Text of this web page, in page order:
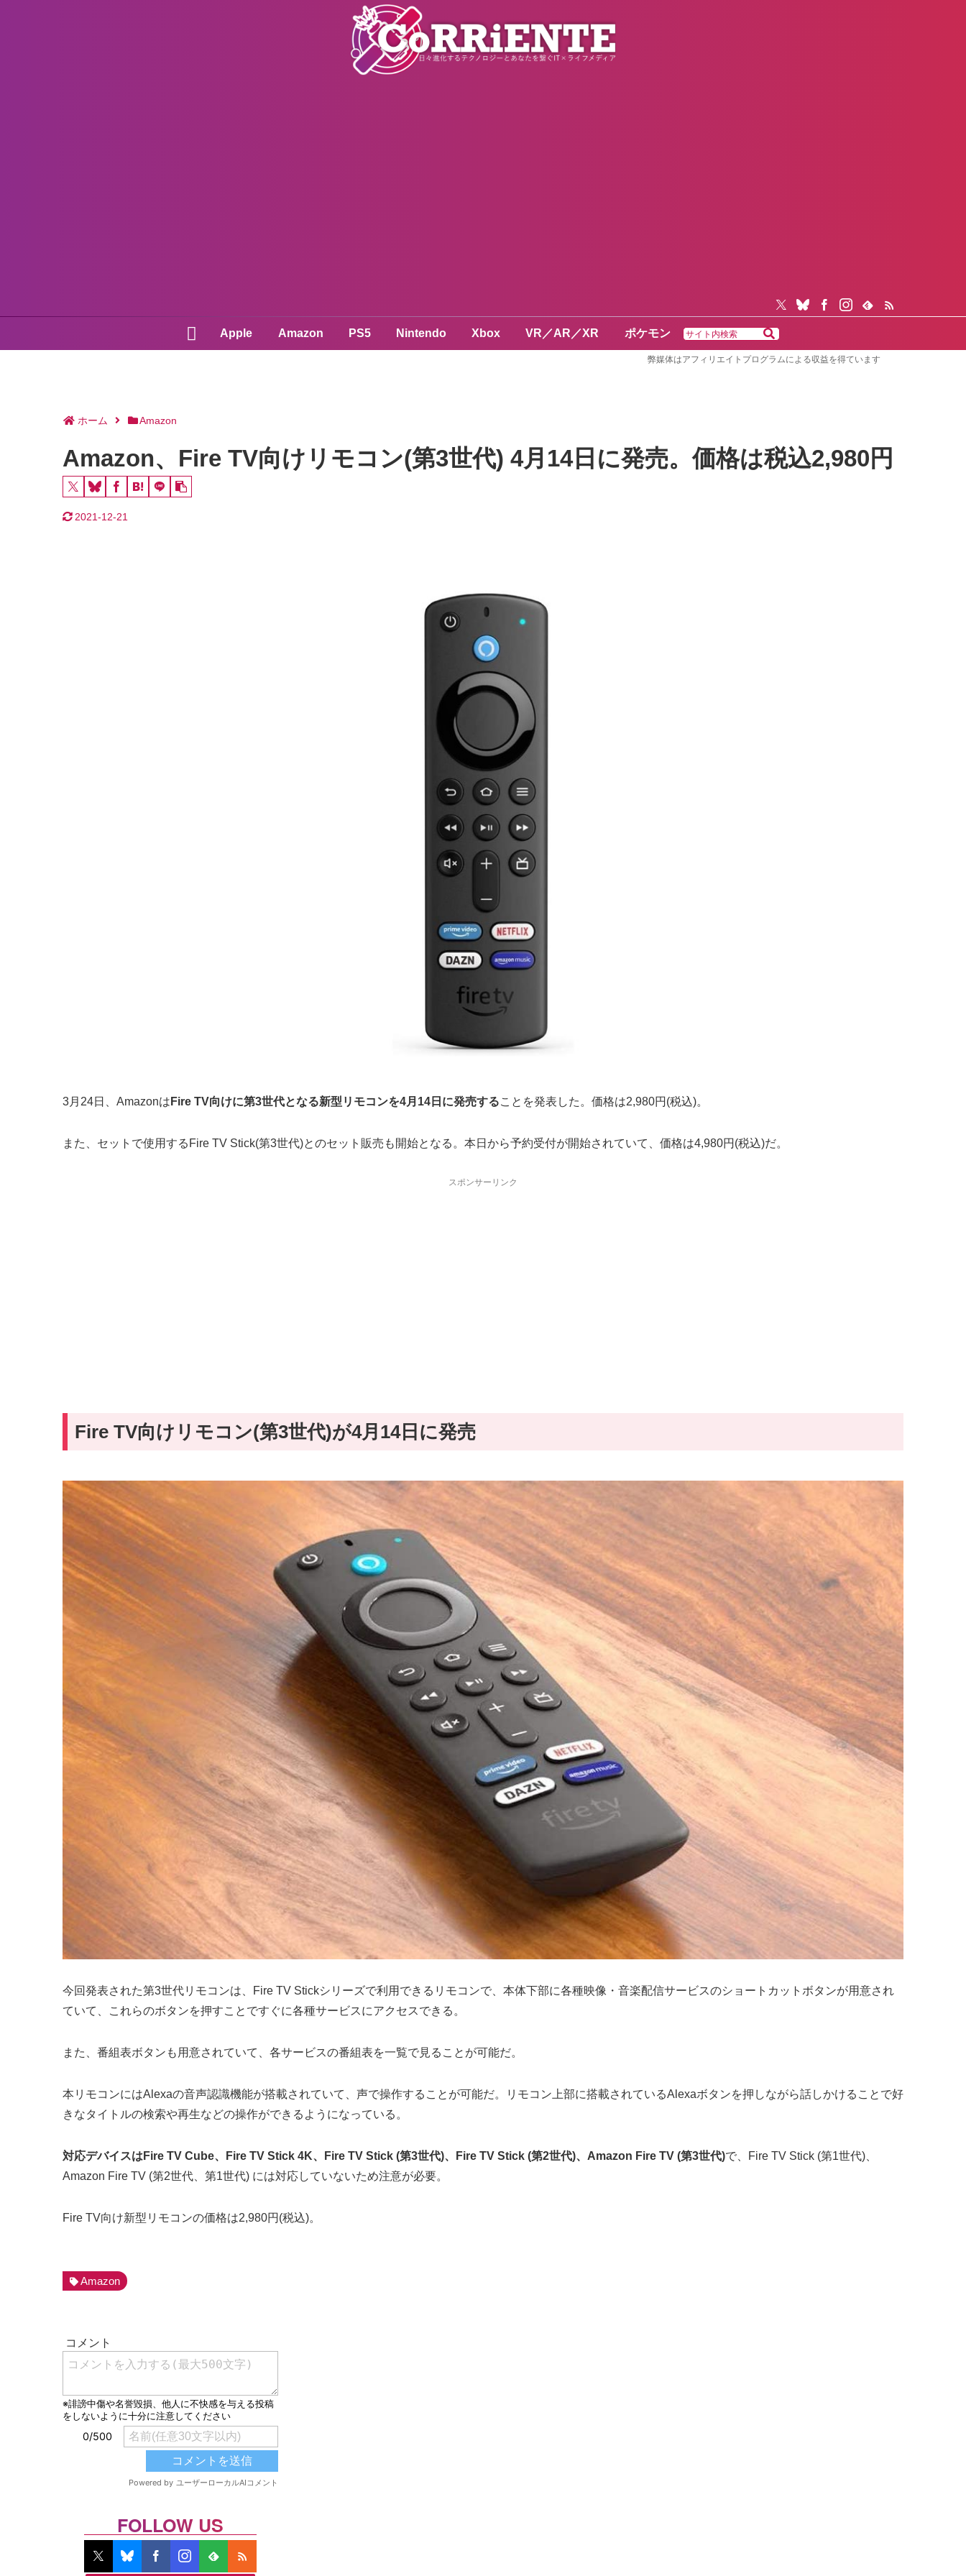
Apple Amazon PS5 Nintendo Xbox VR／AR／XR ポケモン
弊媒体はアフィリエイトプログラムによる収益を得ています
ホーム Amazon
Amazon、Fire TV向けリモコン(第3世代) 4月14日に発売。価格は税込2,980円
2021-12-21
3月24日、Amazonは Fire TV向けに第3世代となる新型リモコンを4月14日に発売することを発表した。価格は2,980円(税込)。
また、セットで使用するFire TV Stick(第3世代)とのセット販売も開始となる。本日から予約受付が開始されていて、価格は4,980円(税込)だ。
スポンサーリンク
Fire TV向けリモコン(第3世代)が4月14日に発売
今回発表された第3世代リモコンは、Fire TV Stickシリーズで利用できるリモコンで、本体下部に各種映像・音楽配信サービスのショートカットボタンが用意され
ていて、これらのボタンを押すことですぐに各種サービスにアクセスできる。
また、番組表ボタンも用意されていて、各サービスの番組表を一覧で見ることが可能だ。
本リモコンにはAlexaの音声認識機能が搭載されていて、声で操作することが可能だ。リモコン上部に搭載されているAlexaボタンを押しながら話しかけることで好
きなタイトルの検索や再生などの操作ができるようになっている。
対応デバイスはFire TV Cube、Fire TV Stick 4K、Fire TV Stick (第3世代)、Fire TV Stick (第2世代)、Amazon Fire TV (第3世代)で、Fire TV Stick (第1世代)、
Amazon Fire TV (第2世代、第1世代) には対応していないため注意が必要。
Fire TV向け新型リモコンの価格は2,980円(税込)。
Amazon
FOLLOW US